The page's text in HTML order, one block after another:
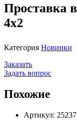
Проставка
4х2
Категория Новинки
Заказать
Задать вопрос
Похожие
Артикул: 25237